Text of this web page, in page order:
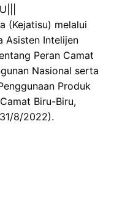
(Kejatisu) melalui
Asisten Intelijen
Peran Camat
Nasional serta
Produk
Biru-Biru,
8/2022).